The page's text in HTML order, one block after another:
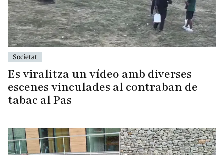
Societat
Es viralitza un vídeo amb diverses
escenes vinculades al contraban de
tabac al Pas